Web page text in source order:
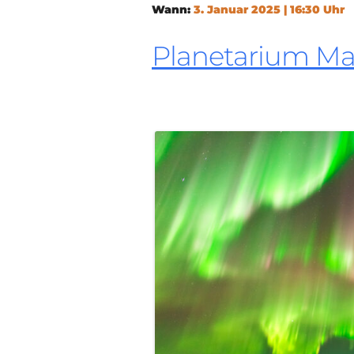
Wann: 3. Januar 2025 | 16:30 Uhr
Planetarium